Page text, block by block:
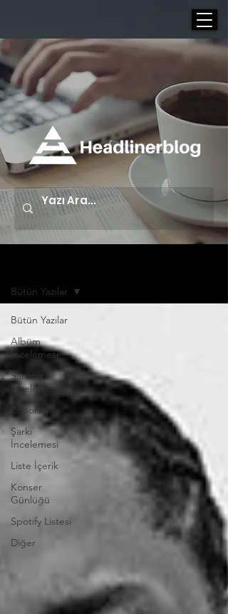
Bütün Yazılar
Albüm
İncelemesi
Sanatçı
İncelemesi
Röportaj
Şarkı
İncelemesi
Liste İçerik
Konser
Günlüğü
Spotify Listesi
Diğer
Bütün Yazılar